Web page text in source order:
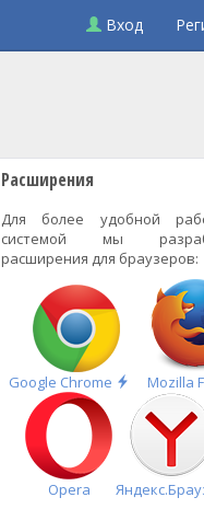
Вход
Расширения
Для более удобной
системой мы
расширения для браузеров:
Google Chrome
Быстрая
установка
Mozilla
Opera